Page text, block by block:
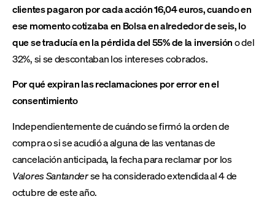
clientes pagaron por cada acción 16,04 euros, cuando en
ese momento cotizaba en Bolsa en alrededor de seis, lo
que se traducía en la pérdida del 55% de la inversióno del
32%, si se descontaban los intereses cobrados.
Por qué expiran las reclamaciones por error en el
consentimiento
Independientemente de cuándo se firmó la orden de
compra o si se acudió a alguna de las ventanas de
cancelación anticipada, la fecha para reclamar por los
Valores Santanderse ha considerado extendida al 4 de
octubre de este año.